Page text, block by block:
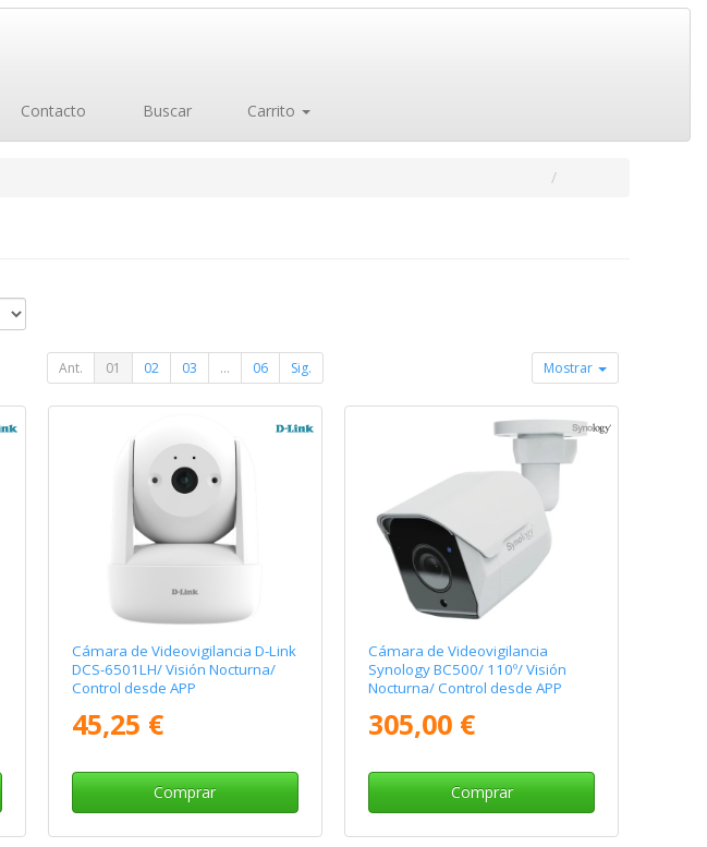
Contacto Buscar Carrito
Ant. 01 02 03 ... 06 Sig. Mostrar
Cámara de Videovigilancia D-Link
DCS-6501LH/ Visión Nocturna/
Control desde APP
45,25 €
Comprar
Cámara de Videovigilancia
Synology BC500/ 110º/ Visión
Nocturna/ Control desde APP
305,00 €
Comprar